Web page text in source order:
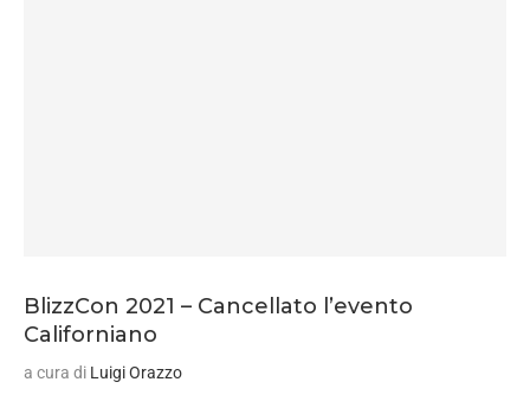
BlizzCon 2021 – Cancellato l’evento
Californiano
a cura di Luigi Orazzo